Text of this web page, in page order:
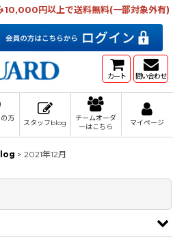
10,000円以上で送料無料(一部対象外有)
カート 問い合わせ
方
スタッフblog
チームオーダ
ーはこちら
マイページ
> 2021年12月